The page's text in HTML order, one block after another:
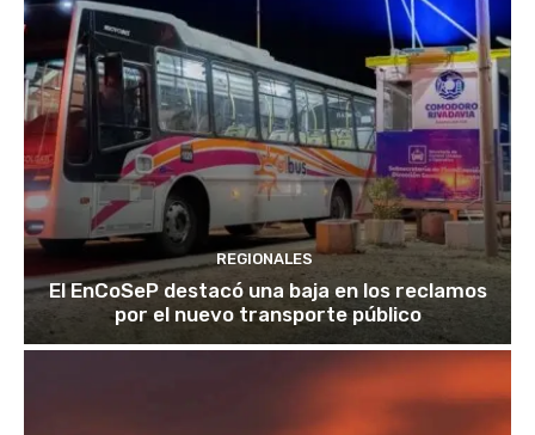
REGIONALES
El EnCoSeP destacó una baja en los reclamos
por el nuevo transporte público